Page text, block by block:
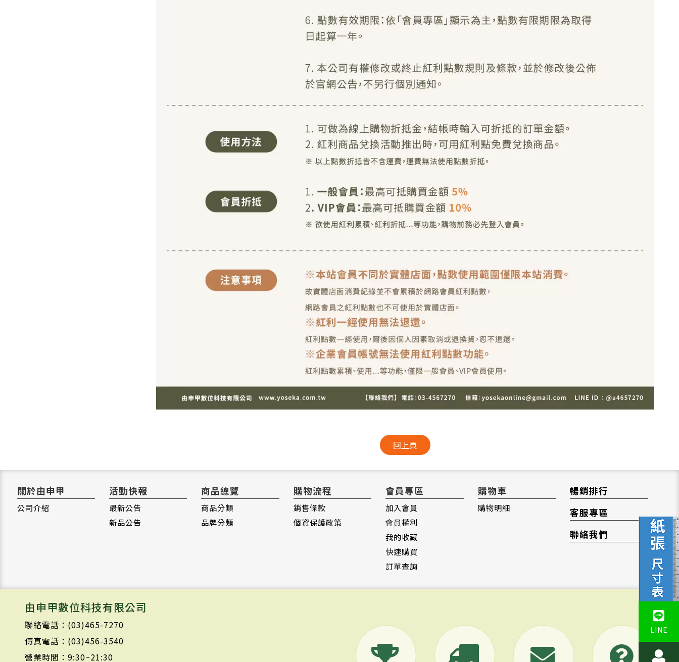
回上頁
關於由申甲
公司介紹
活動快報
最新公告
新品公告
商品總覽
商品分類
品牌分類
購物流程
銷售條款
個資保護政策
會員專區
加入會員
會員權利
我的收藏
快速購買
訂單查詢
購物車
購物明細
暢銷排行
客服專區
聯絡我們
由申甲數位科技有限公司
聯絡電話：(03)465-7270
傳真電話：(03)456-3540
營業時間：9:30~21:30
LINE